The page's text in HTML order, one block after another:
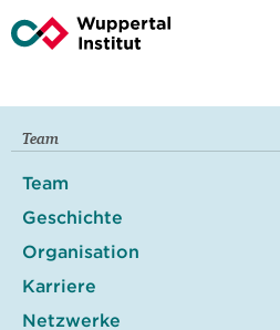
Team
Team
Geschichte
Organisation
Karriere
Netzwerke